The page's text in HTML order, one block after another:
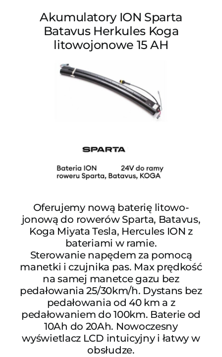
Akumulatory ION Sparta
Batavus Herkules Koga
litowojonowe 15 AH
Oferujemy nową baterię litowo-
jonową do rowerów Sparta, Batavus,
Koga Miyata Tesla, Hercules ION z
bateriami w ramie.
Sterowanie napędem za pomocą
manetki i czujnika pas. Max prędkość
na samej manetce gazu bez
pedałowania 25/30km/h. Dystans bez
pedałowania od 40 km a z
pedałowaniem do 100km. Baterie od
10Ah do 20Ah. Nowoczesny
wyświetlacz LCD intuicyjny i łatwy w
obsłudze.